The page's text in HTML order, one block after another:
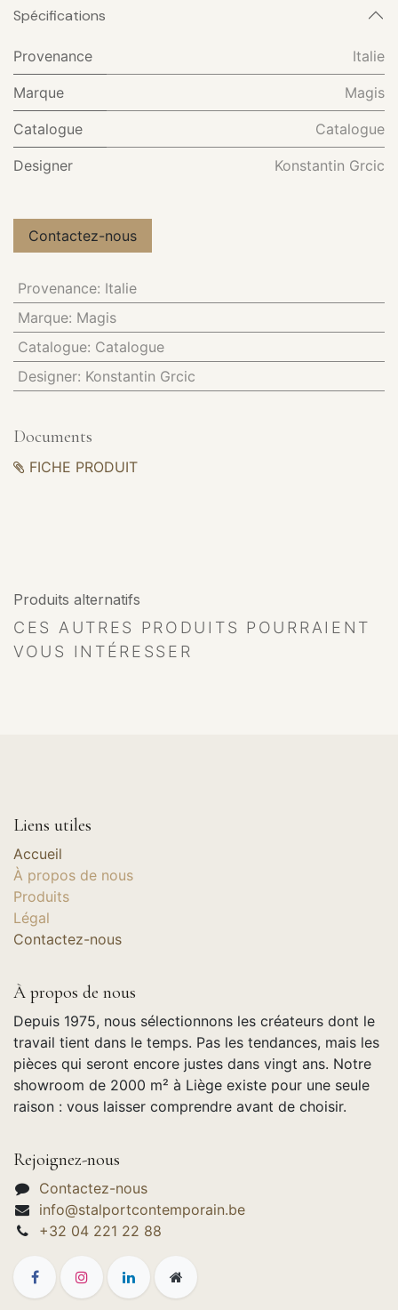
Spécifications
Provenance Italie
Marque Magis
Catalogue Catalogue
Designer Konstantin Grcic
Contactez-nous
Provenance: Italie
Marque: Magis
Catalogue: Catalogue
Designer: Konstantin Grcic
Documents
FICHE PRODUIT
Produits alternatifs
CES AUTRES PRODUITS POURRAIENT
VOUS INTÉRESSER
Liens utiles
Accueil
À propos de nous
Produits
Légal
Contactez-nous
À propos de nous
Depuis 1975, nous sélectionnons les créateurs dont le
travail tient dans le temps. Pas les tendances, mais les
pièces qui seront encore justes dans vingt ans. Notre
showroom de 2000 m² à Liège existe pour une seule
raison : vous laisser comprendre avant de choisir.
Rejoignez-nous
Contactez-nous
info@stalportcontemporain.be
+32 04 221 22 88